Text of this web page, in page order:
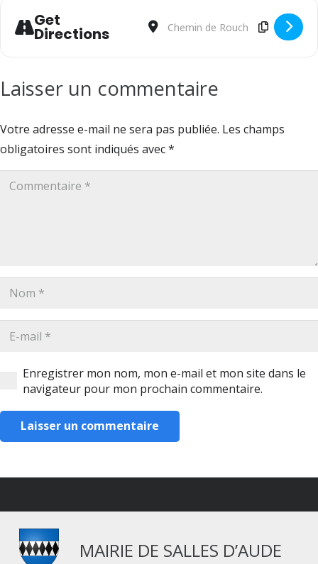
Get
Directions
Address - SPECTACLE " Mots dits,
Destination Address -
Laisser un commentaire
Votre adresse e-mail ne sera pas publiée. Les champs
obligatoires sont indiqués avec*
Enregistrer mon nom, mon e-mail et mon site dans le
navigateur pour mon prochain commentaire.
Laisser un commentaire
MAIRIE DE SALLES D’AUDE